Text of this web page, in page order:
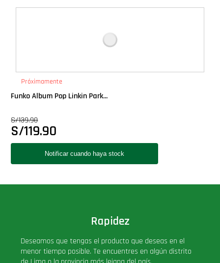
Plush
Pop Nook (Rincon)
Pop Regular
Próximamente
Funko Album Pop Linkin Park...
S/139.90
S/119.90
Rapidez
Deseamos que tengas el producto que deseas en el
menor tiempo posible. Te encuentres en algún distrito